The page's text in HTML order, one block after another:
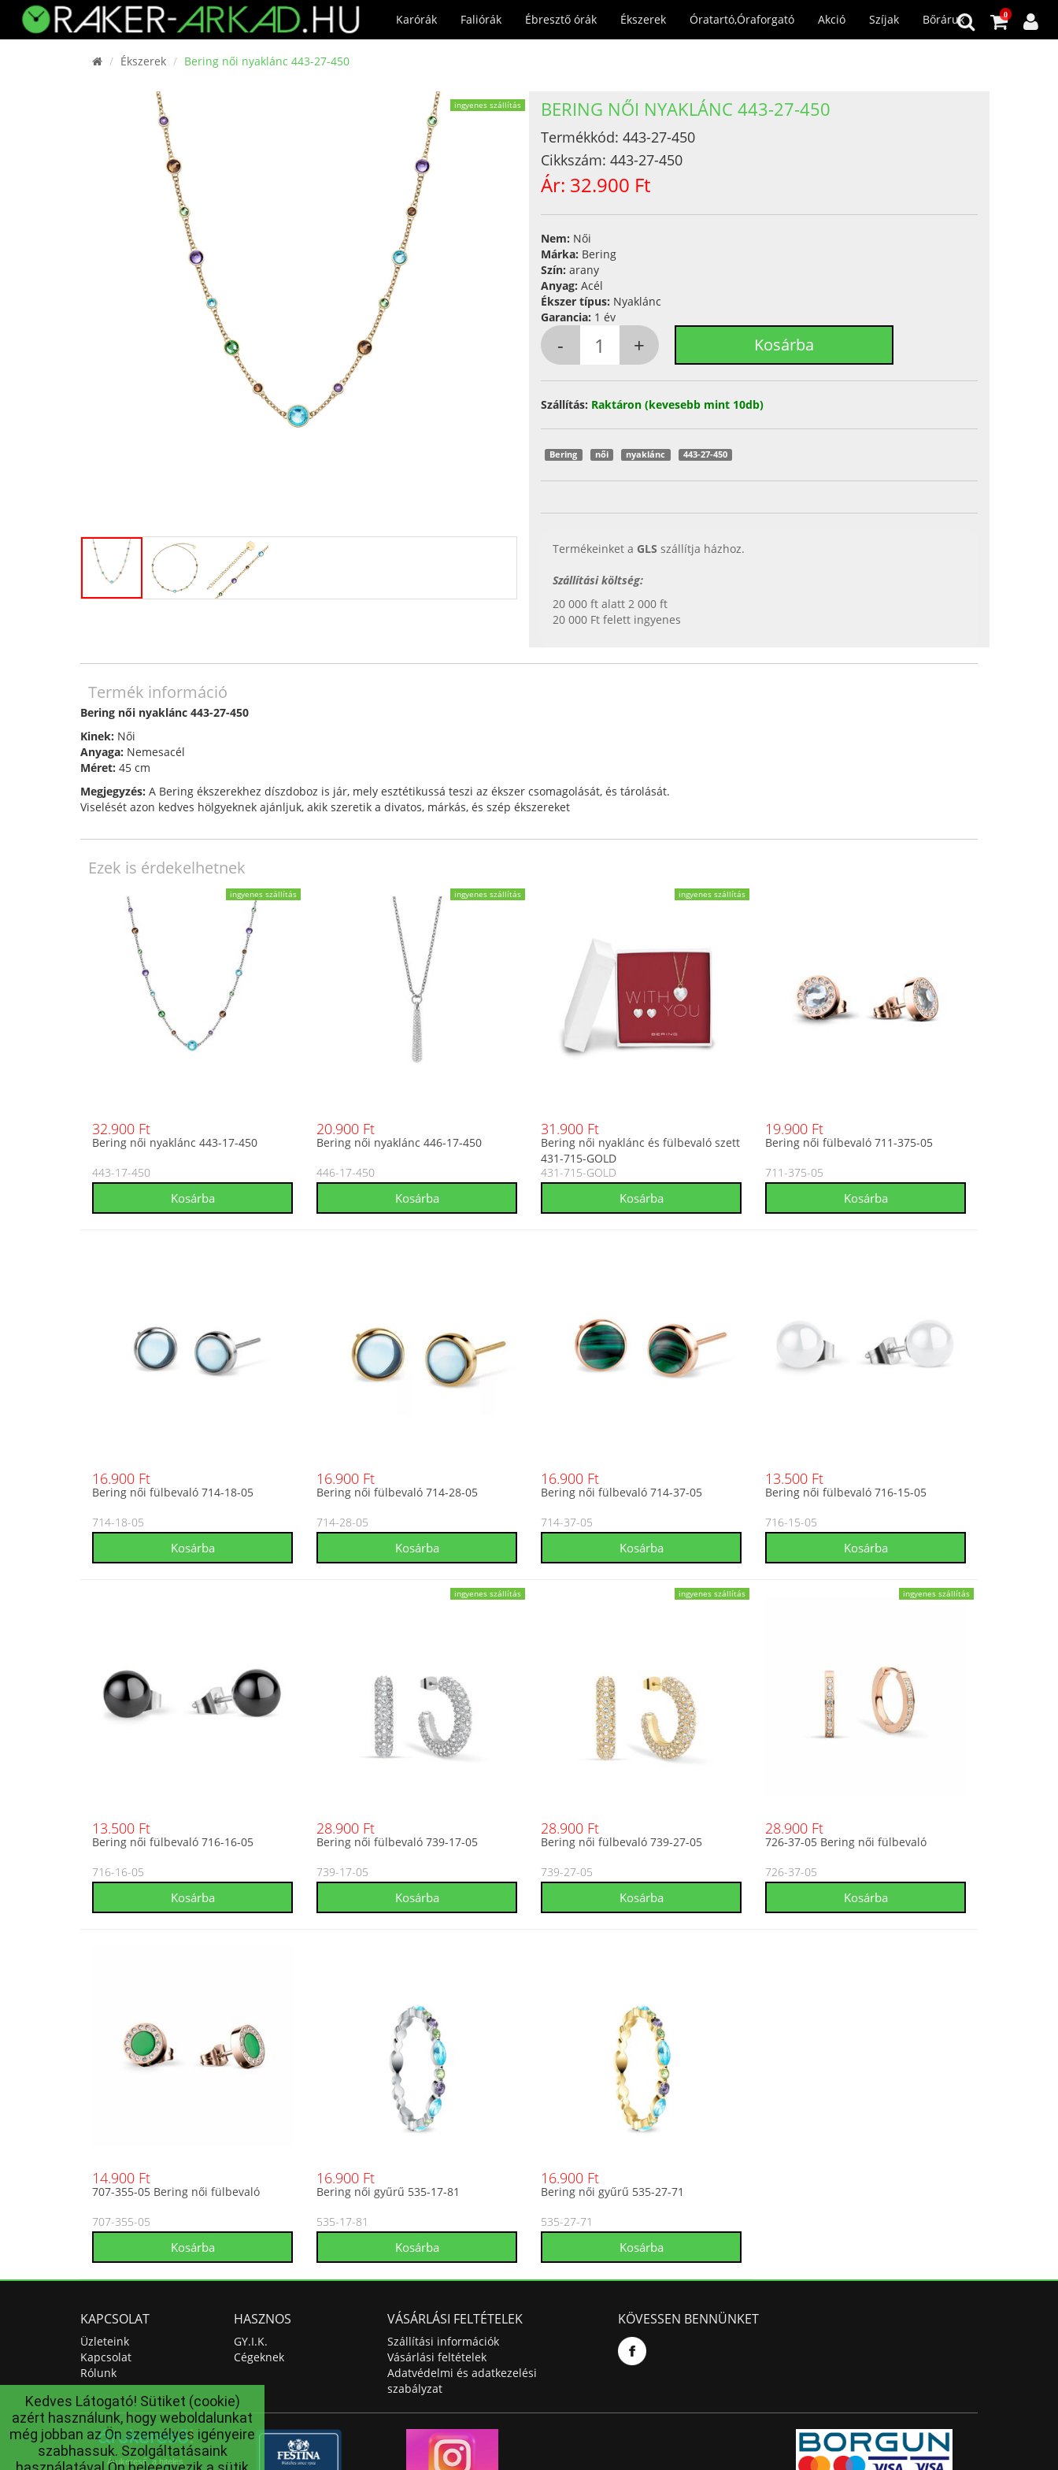
0
Karórák Faliórák Ébresztő órák Ékszerek Óratartó,Óraforgató Akció Szíjak Bőráruk
Ékszerek Bering női nyaklánc 443-27-450
ingyenes szállítás BERING NŐI NYAKLÁNC 443-27-450
Termékkód: 443-27-450
Cikkszám: 443-27-450
Ár: 32.900 Ft
Nem: Női
Márka: Bering
Szín: arany
Anyag: Acél
Ékszer típus: Nyaklánc
Garancia: 1 év
Szállítás: Raktáron (kevesebb mint 10db)
Bering női nyaklánc 443-27-450
Termékeinket a GLS szállítja házhoz.
Szállítási költség:
20 000 ft alatt 2 000 ft
20 000 Ft felett ingyenes
Termék információ
Bering női nyaklánc 443-27-450
Kinek: Női
Anyaga: Nemesacél
Méret: 45 cm
Megjegyzés: A Bering ékszerekhez díszdoboz is jár, mely esztétikussá teszi az ékszer csomagolását, és tárolását.
Viselését azon kedves hölgyeknek ajánljuk, akik szeretik a divatos, márkás, és szép ékszereket
Ezek is érdekelhetnek
ingyenes szállítás
32.900 Ft
Bering női nyaklánc 443-17-450
443-17-450
ingyenes szállítás
20.900 Ft
Bering női nyaklánc 446-17-450
446-17-450
ingyenes szállítás
31.900 Ft
Bering női nyaklánc és fülbevaló szett
431-715-GOLD
431-715-GOLD
19.900 Ft
Bering női fülbevaló 711-375-05
711-375-05
16.900 Ft
Bering női fülbevaló 714-18-05
714-18-05
16.900 Ft
Bering női fülbevaló 714-28-05
714-28-05
16.900 Ft
Bering női fülbevaló 714-37-05
714-37-05
13.500 Ft
Bering női fülbevaló 716-15-05
716-15-05
13.500 Ft
Bering női fülbevaló 716-16-05
716-16-05
ingyenes szállítás
28.900 Ft
Bering női fülbevaló 739-17-05
739-17-05
ingyenes szállítás
28.900 Ft
Bering női fülbevaló 739-27-05
739-27-05
ingyenes szállítás
28.900 Ft
726-37-05 Bering női fülbevaló
726-37-05
14.900 Ft
707-355-05 Bering női fülbevaló
707-355-05
16.900 Ft
Bering női gyűrű 535-17-81
535-17-81
16.900 Ft
Bering női gyűrű 535-27-71
535-27-71
KAPCSOLAT
Üzleteink
Kapcsolat
Rólunk
HASZNOS
GY.I.K.
Cégeknek
VÁSÁRLÁSI FELTÉTELEK
Szállítási információk
Vásárlási feltételek
Adatvédelmi és adatkezelési
szabályzat
KÖVESSEN BENNÜNKET
Árukereső, a hiteles
Kedves Látogató! Sütiket (cookie)
azért használunk, hogy weboldalunkat
még jobban az Ön személyes igényeire
szabhassuk. Szolgáltatásaink